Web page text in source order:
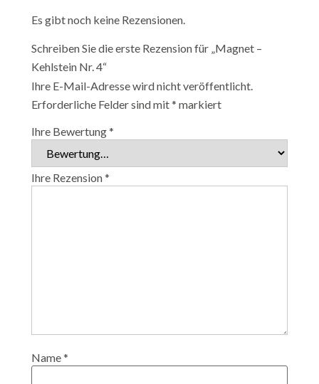
Es gibt noch keine Rezensionen.
Schreiben Sie die erste Rezension für „Magnet –
Kehlstein Nr. 4“
Ihre E-Mail-Adresse wird nicht veröffentlicht.
Erforderliche Felder sind mit* markiert
Ihre Bewertung*
Ihre Rezension*
Name*